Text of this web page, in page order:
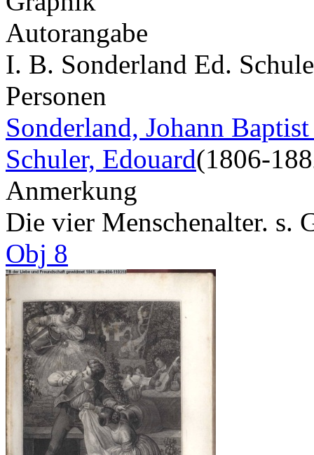
Autorangabe
I. B. Sonderland Ed.
Personen
Sonderland, Johann
Schuler, Edouard(1806-
Anmerkung
Die vier Menschenalter. s.
Obj 8